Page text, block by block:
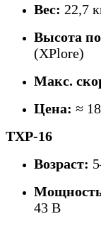
Вес: 22,7
Высота
(XPlore)
Макс.
Цена: ≈
TXP-16
Возраст:
43 В